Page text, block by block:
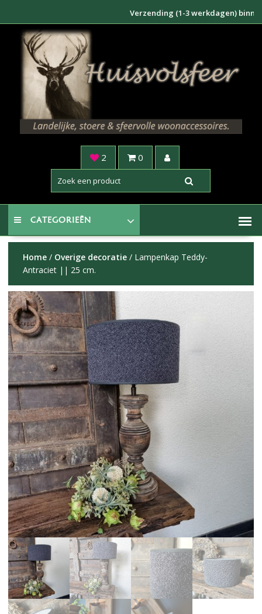
inhoud
Verzending (1-3 werkdagen) binnen
2 0
CATEGORIEËN
Home/ Overige decoratie/ Lampenkap Teddy-
Antraciet || 25 cm.